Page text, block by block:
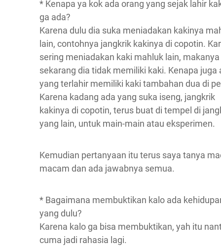
* Kenapa ya kok ada orang yang sejak lahir
ga ada?
Karena dulu dia suka meniadakan kakinya
lain, contohnya jangkrik kakinya di copotin.
sering meniadakan kaki mahluk lain, makanya
sekarang dia tidak memiliki kaki. Kenapa juga
yang terlahir memiliki kaki tambahan dua di
Karena kadang ada yang suka iseng, jangkrik
kakinya di copotin, terus buat di tempel di
yang lain, untuk main-main atau eksperimen.
Kemudian pertanyaan itu terus saya tanya
macam dan ada jawabnya semua.
* Bagaimana membuktikan kalo ada
yang dulu?
Karena kalo ga bisa membuktikan, yah itu
cuma jadi rahasia lagi.